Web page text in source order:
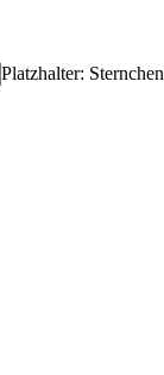
Platzhalter: